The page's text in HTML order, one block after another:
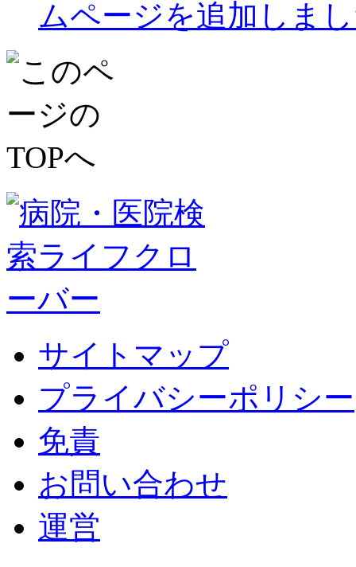
ムページを追加しま
サイトマップ
プライバシーポリシー
免責
お問い合わせ
運営